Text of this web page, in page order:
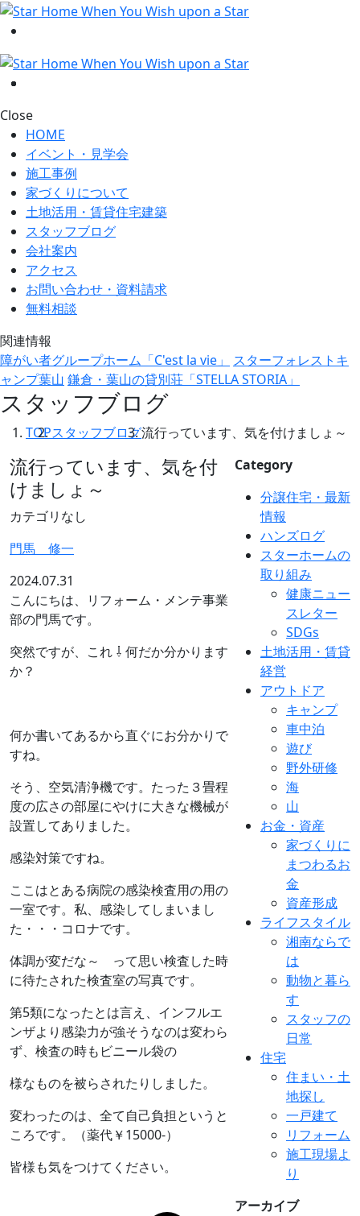
Close
HOME
イベント・見学会
施工事例
家づくりについて
土地活用・賃貸住宅建築
スタッフブログ
会社案内
アクセス
お問い合わせ・資料請求
無料相談
関連情報
障がい者グループホーム「C'est la vie」
スターフォレストキ
ャンプ葉山 鎌倉・葉山の貸別荘「STELLA STORIA」
スタッフブログ
TOPスタッフブログ流行っています、気を付けましょ～
流行っています、気を付
けましょ～
カテゴリなし
門馬 修一
2024.07.31
こんにちは、リフォーム・メンテ事業
部の門馬です。
突然ですが、これ ⇩ 何だか分かります
か？
何か書いてあるから直ぐにお分かりで
すね。
そう、空気清浄機です。たった３畳程
度の広さの部屋にやけに大きな機械が
設置してありました。
感染対策ですね。
ここはとある病院の感染検査用の用の
一室です。私、感染してしまいまし
た・・・コロナです。
体調が変だな～ って思い検査した時
に待たされた検査室の写真です。
第5類になったとは言え、インフルエ
ンザより感染力が強そうなのは変わら
ず、検査の時もビニール袋の
様なものを被らされたりしました。
変わったのは、全て自己負担というと
ころです。（薬代￥15000-）
皆様も気をつけてください。
Category
分譲住宅・最新
情報
ハンズログ
スターホームの
取り組み
健康ニュー
スレター
SDGs
土地活用・賃貸
経営
アウトドア
キャンプ
車中泊
遊び
野外研修
海
山
お金・資産
家づくりに
まつわるお
金
資産形成
ライフスタイル
湘南ならで
は
動物と暮ら
す
スタッフの
日常
住宅
住まい・土
地探し
一戸建て
リフォーム
施工現場よ
り
アーカイブ